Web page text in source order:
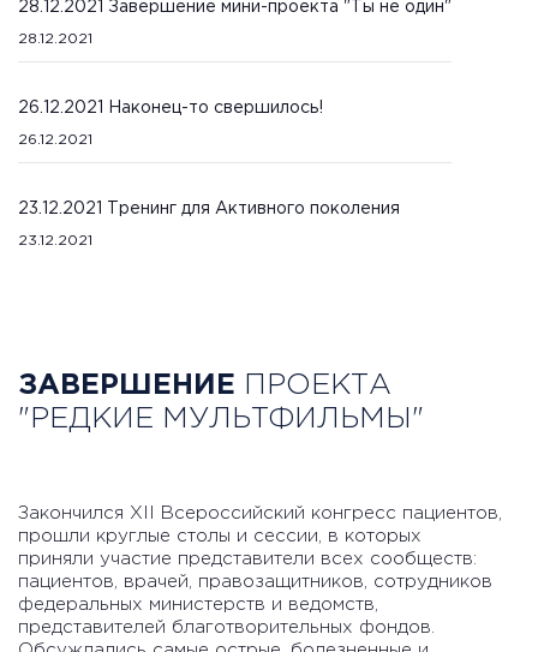
28.12.2021 Завершение мини-проекта "Ты не один"
28.12.2021
26.12.2021 Наконец-то свершилось!
26.12.2021
23.12.2021 Тренинг для Активного поколения
23.12.2021
ЗАВЕРШЕНИЕ ПРОЕКТА
"РЕДКИЕ МУЛЬТФИЛЬМЫ"
Закончился XII Всероссийский конгресс пациентов,
прошли круглые столы и сессии, в которых
приняли участие представители всех сообществ:
пациентов, врачей, правозащитников, сотрудников
федеральных министерств и ведомств,
представителей благотворительных фондов.